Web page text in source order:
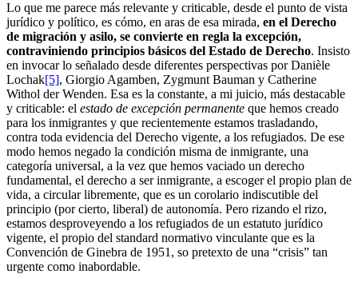
Lo que me parece más relevante y criticable, desde el punto de vista
jurídico y político, es cómo, en aras de esa mirada, en el Derecho
de migración y asilo, se convierte en regla la excepción,
contraviniendo principios básicos del Estado de Derecho. Insisto
en invocar lo señalado desde diferentes perspectivas por Danièle
Lochak[5], Giorgio Agamben, Zygmunt Bauman y Catherine
Withol der Wenden. Esa es la constante, a mi juicio, más destacable
y criticable: el estado de excepción permanente que hemos creado
para los inmigrantes y que recientemente estamos trasladando,
contra toda evidencia del Derecho vigente, a los refugiados. De ese
modo hemos negado la condición misma de inmigrante, una
categoría universal, a la vez que hemos vaciado un derecho
fundamental, el derecho a ser inmigrante, a escoger el propio plan de
vida, a circular libremente, que es un corolario indiscutible del
principio (por cierto, liberal) de autonomía. Pero rizando el rizo,
estamos desproveyendo a los refugiados de un estatuto jurídico
vigente, el propio del standard normativo vinculante que es la
Convención de Ginebra de 1951, so pretexto de una “crisis” tan
urgente como inabordable.